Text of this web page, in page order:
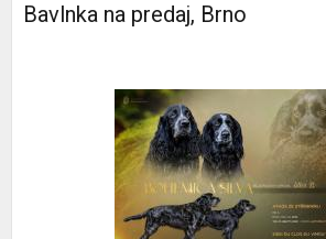
Bavlnka na predaj, Brno